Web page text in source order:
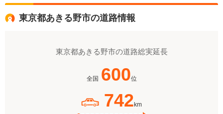
東京都あきる野市の道路情報
東京都あきる野市の道路総実延長
全国 600位
742 km